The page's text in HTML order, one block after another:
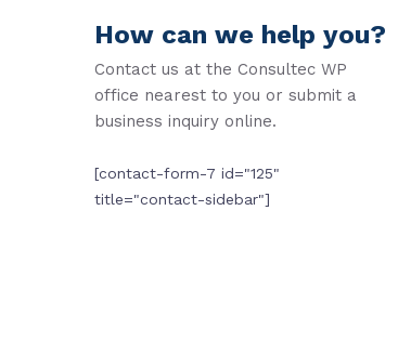
How can we help you?
Contact us at the Consultec WP
office nearest to you or submit a
business inquiry online.
[contact-form-7 id="125"
title="contact-sidebar"]